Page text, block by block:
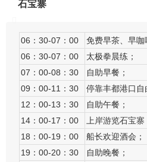
石宝寨
06：30-07：00
免费早茶、早咖
06：30-07：00​
太极拳晨练；
07：00-08：30
自助早餐；
09：00-11：30
停靠丰都港口自
12：00-13：30
自助午餐；
14：00-17：00
上岸游览石宝寨
18：00-19：00
船长欢迎酒会；
19：00-20：30
自助晚餐；